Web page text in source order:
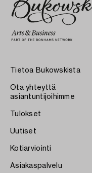
Tietoa Bukowskista
Ota yhteyttä
asiantuntijoihimme
Tulokset
Uutiset
Kotiarviointi
Asiakaspalvelu